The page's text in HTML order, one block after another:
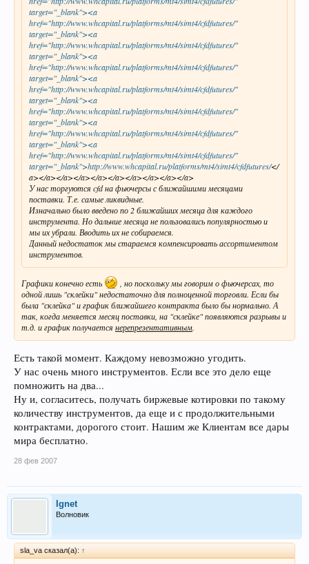
target="_blank"><a
href="http://www.whcapital.ru/platforms/mt4/simt4/cfdfutures/"
target="_blank"><a
href="http://www.whcapital.ru/platforms/mt4/simt4/cfdfutures/"
target="_blank"><a
href="http://www.whcapital.ru/platforms/mt4/simt4/cfdfutures/"
target="_blank"><a
href="http://www.whcapital.ru/platforms/mt4/simt4/cfdfutures/"
target="_blank"><a
href="http://www.whcapital.ru/platforms/mt4/simt4/cfdfutures/"
target="_blank"><a
href="http://www.whcapital.ru/platforms/mt4/simt4/cfdfutures/"
target="_blank"><a
href="http://www.whcapital.ru/platforms/mt4/simt4/cfdfutures/"
target="_blank">http://www.whcapital.ru/platforms/mt4/simt4/cfdfutures/</
a></a></a></a></a></a></a></a></a></a>
У нас торгуются cfd на фьючерсы с ближайшими месяцами
поставки. Т.е. самые ликвидные.
Изначально было введено по 2 ближайших месяца для каждого
инструмента. Но дальние месяца не пользовались популярностью и
мы их убрали. Вводить их не собираемся.
Данный недостаток мы стараемся компенсировать ассортиментом
инструментов.
Графики конечно есть
, но поскольку мы говорим о фьючерсах, то
одной лишь "склейки" недостаточно для полноценной торговли. Если бы
была "склейка" и график ближайшего контракта было бы нормально. А
так, когда меняется месяц поставки, на "склейке" появляются разрывы и
т.д. и график получается нерепрезентативным.
Есть такой момент. Каждому невозможно угодить.
У нас очень много инструментов. Если все это дело еще
помножить на два...
Ну и, согласитесь, получать биржевые котировки по такому
количеству инструментов, да еще и с продолжительными
контрактами, дорогого стоит. Нашим же Клиентам все дары
мира бесплатно.
28 фев 2007
Ignet
Волновик
sla_va сказал(а): ↑